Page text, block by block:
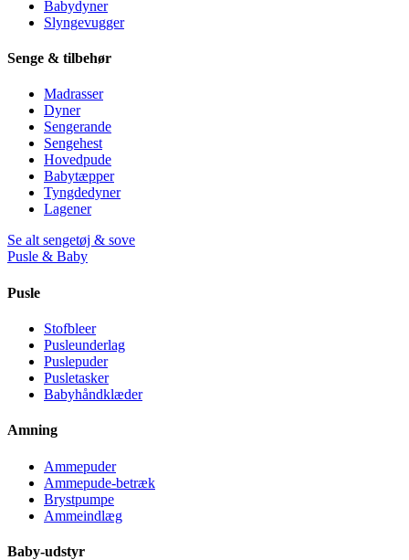
Babydyner
Slyngevugger
Senge & tilbehør
Madrasser
Dyner
Sengerande
Sengehest
Hovedpude
Babytæpper
Tyngdedyner
Lagener
Se alt sengetøj & sove
Pusle & Baby
Pusle
Stofbleer
Pusleunderlag
Puslepuder
Pusletasker
Babyhåndklæder
Amning
Ammepuder
Ammepude-betræk
Brystpumpe
Ammeindlæg
Baby-udstyr